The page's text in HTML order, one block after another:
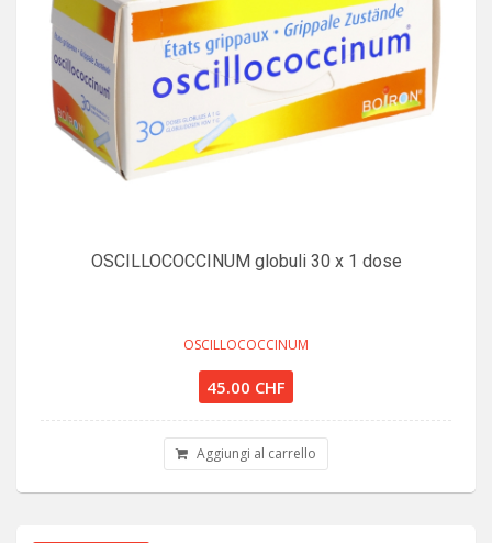
OSCILLOCOCCINUM globuli 30 x 1 dose
OSCILLOCOCCINUM
45.00 CHF
Aggiungi al carrello